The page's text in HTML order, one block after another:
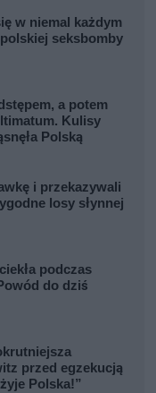
w niemal każdym
seksbomby
a potem
Kulisy
Polską
i przekazywali
losy słynnej
podczas
do dziś
przed egzekucją
Polska!”